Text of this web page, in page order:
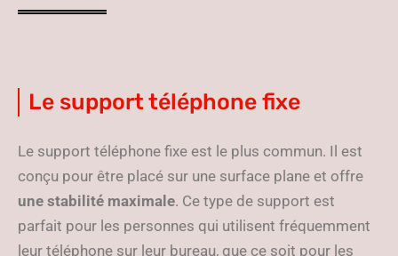
Le support téléphone fixe
Le support téléphone fixe est le plus commun. Il est
conçu pour être placé sur une surface plane et offre
une stabilité maximale. Ce type de support est
parfait pour les personnes qui utilisent fréquemment
leur téléphone sur leur bureau, que ce soit pour les